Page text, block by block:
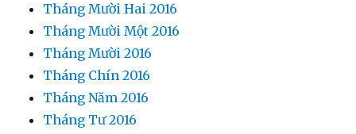
Tháng Mười Hai 2016
Tháng Mười Một 2016
Tháng Mười 2016
Tháng Chín 2016
Tháng Năm 2016
Tháng Tư 2016